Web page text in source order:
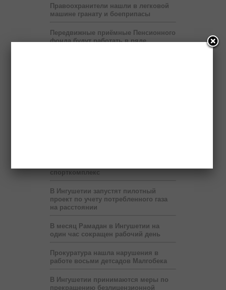
Правоохранители нашли в легковой
машине гранату и боеприпасы
Передвижные приёмные Пенсионного
фонда будут работать в ряде
спорткомплекс
В Ингушетии запустят пилотный
проект по учету потребленного газа
на расстоянии
В месяц Рамадан в Ингушетии на
один час сокращен рабочий день
Прокуратура нашла нарушения в
работе восьми детсадов Малгобека
В Ингушетии принимаются меры по
прекращению безлицензионной